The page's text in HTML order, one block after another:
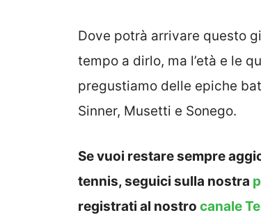
Dove potrà arrivare questo
tempo a dirlo, ma l’età e le
pregustiamo delle epiche
Sinner, Musetti e Sonego.
Se vuoi restare sempre
tennis, seguici sulla nostra
registrati al nostro canale